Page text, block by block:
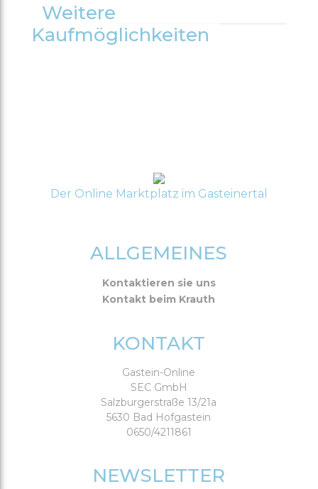
Weitere
Kaufmöglichkeiten
Der Online Marktplatz im Gasteinertal
ALLGEMEINES
Kontaktieren sie uns
Kontakt beim Krauth
KONTAKT
Gastein-Online
SEC GmbH
Salzburgerstraße 13/21a
5630 Bad Hofgastein
0650/4211861
NEWSLETTER